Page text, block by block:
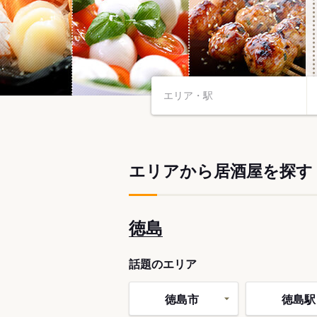
エリアから居酒屋を探す
徳島
話題のエリア
徳島市 徳島駅